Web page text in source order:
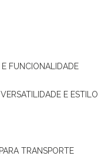
FUNCIONALIDADE
E ESTILO
TRANSPORTE